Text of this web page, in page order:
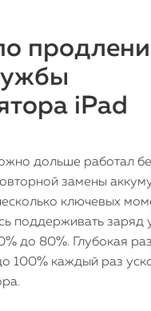
iPad
дольше работал
замены
ключевых
поддерживать заряд
до 80%. Глубокая
100% каждый раз